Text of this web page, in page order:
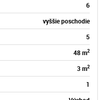
6
vyššie poschodie
5
48 m2
3 m2
1